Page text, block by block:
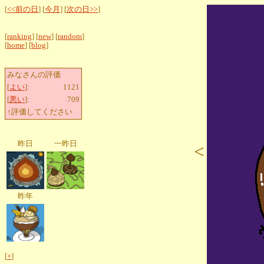
[<<前の日 ] [今月 ] [次の日>>]
[ranking] [new] [random]
[home] [blog]
みなさんの評価
[よい]:
1121
[悪い]:
709
↑評価してください
昨日 一昨日
昨年
[+]
<